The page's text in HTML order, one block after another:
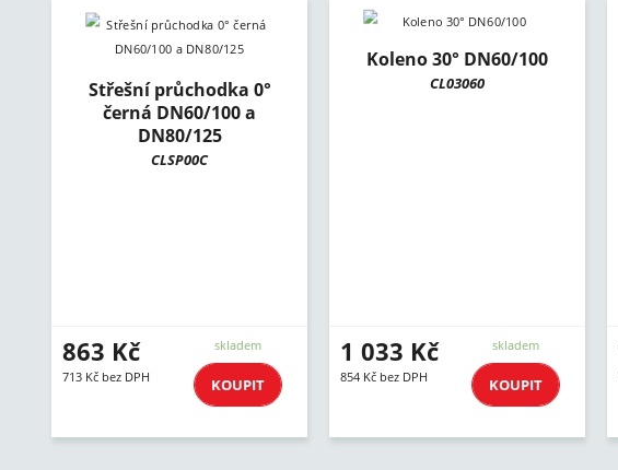
Střešní průchodka 0°
černá DN60/100 a
DN80/125
CLSP00C
863 Kč
713 Kč bez DPH
skladem
KOUPIT
Koleno 30° DN60/100
CL03060
1 033 Kč
854 Kč bez DPH
skladem
KOUPIT